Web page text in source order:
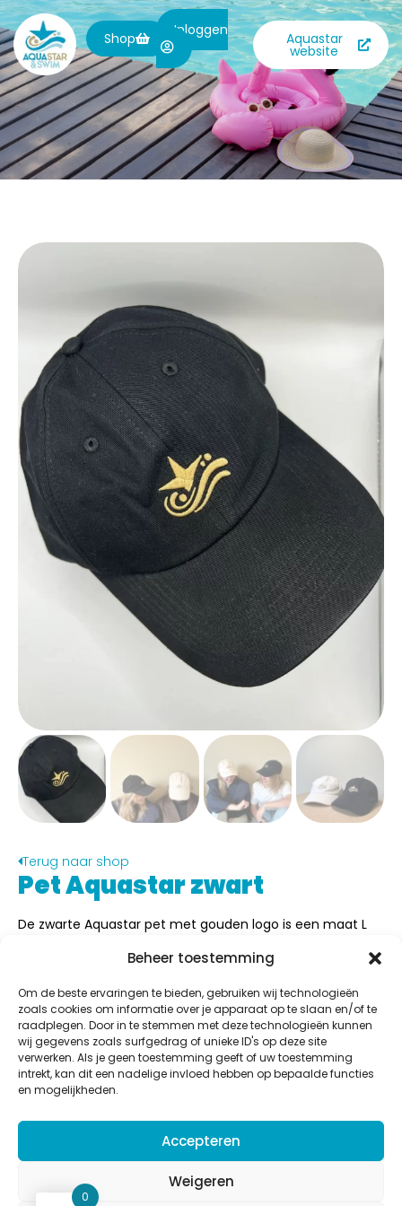
Beheer toestemming
Om de beste ervaringen te bieden, gebruiken wij technologieën
zoals cookies om informatie over je apparaat op te slaan en/of te
raadplegen. Door in te stemmen met deze technologieën kunnen
wij gegevens zoals surfgedrag of unieke ID's op deze site
verwerken. Als je geen toestemming geeft of uw toestemming
intrekt, kan dit een nadelige invloed hebben op bepaalde functies
en mogelijkheden.
Accepteren
Weigeren
Shop Inloggen Aquastar
website
Terug naar shop
Pet Aquastar zwart
De zwarte Aquastar pet met gouden logo is een maat L
€29,00
Inloggen om te bestellen
Aquastar
Potaardestraat 58b,
9280 Lebbeke
BE 0832.616.920
0